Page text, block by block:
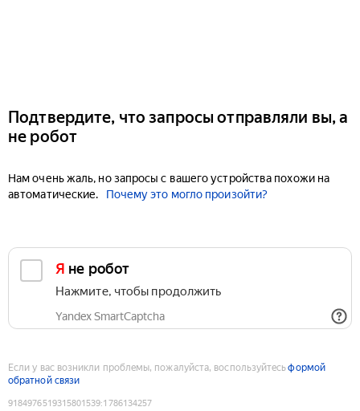
Подтвердите, что запросы отправляли вы, а
не робот
Нам очень жаль, но запросы с вашего устройства похожи на
автоматические.
Почему это могло произойти?
Я не робот
Нажмите, чтобы продолжить
Yandex SmartCaptcha
Если у вас возникли проблемы, пожалуйста, воспользуйтесьформой
обратной связи
9184976519315801539:1786134257